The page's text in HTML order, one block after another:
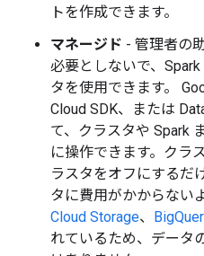
トを作成できます。
マネージド - 管理者の
必要としないで、
タを使用できます。
Cloud SDK、または
て、クラスタや Spark
に操作できます。クラ
ラスタをオフにするだ
タに費用がかからない
Cloud Storage、
れているため、データ